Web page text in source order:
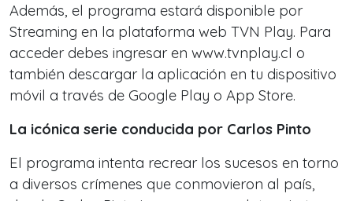
Además, el programa estará disponible por
Streaming en la plataforma web TVN Play. Para
acceder debes ingresar en www.tvnplay.cl o
también descargar la aplicación en tu dispositivo
móvil a través de Google Play o App Store.
La icónica serie conducida por Carlos Pinto
El programa intenta recrear los sucesos en torno
a diversos crímenes que conmovieron al país,